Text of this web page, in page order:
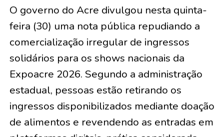
O governo do Acre divulgou nesta quinta-
feira (30) uma nota pública repudiando a
comercialização irregular de ingressos
solidários para os shows nacionais da
Expoacre 2026. Segundo a administração
estadual, pessoas estão retirando os
ingressos disponibilizados mediante doação
de alimentos e revendendo as entradas em